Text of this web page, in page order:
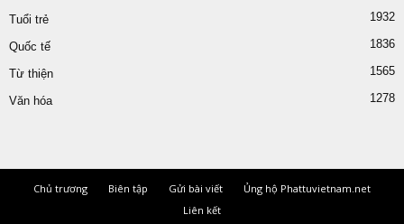
Tuổi trẻ 1932
Quốc tế 1836
Từ thiện 1565
Văn hóa 1278
Chủ trương Biên tập Gửi bài viết
Ủng hộ Phattuvietnam.net
Liên kết